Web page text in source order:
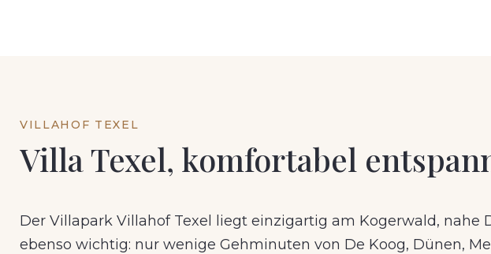
VILLAHOF TEXEL
Villa Texel, komfortabel
Der Villapark Villahof Texel liegt einzigartig am Kogerwald,
ebenso wichtig: nur wenige Gehminuten von De Koog, Dünen,